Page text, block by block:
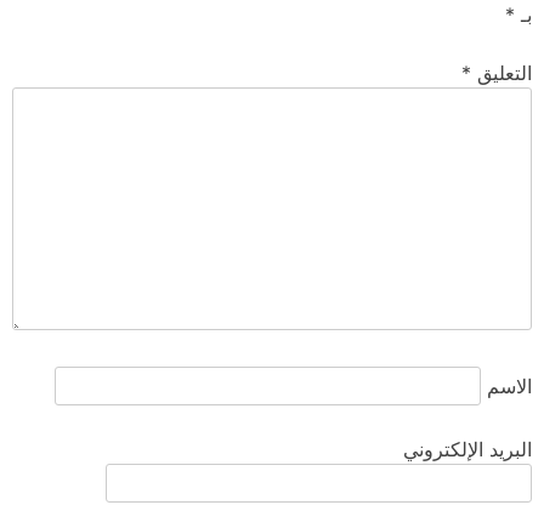
بـ *
التعليق *
الاسم
البريد الإلكتروني